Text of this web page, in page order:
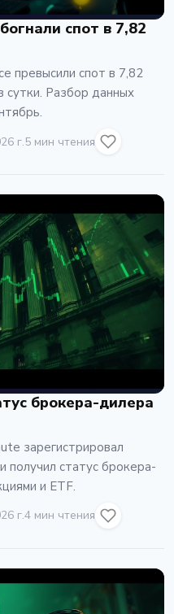
спот в 7,82
превысили спот в 7,82
сутки. Разбор данных
г.5 мин чтения
брокера-дилера
зарегистрировал
получил статус брокера-
и ETF.
г.4 мин чтения